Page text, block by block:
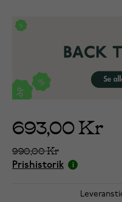
693,00 Kr
990,00 Kr
Prishistorik